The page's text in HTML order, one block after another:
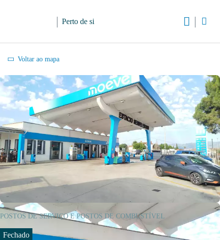
Perto de si
Voltar ao mapa
POSTOS DE SERVIÇO E POSTOS DE COMBUSTÍVEL
Fechado